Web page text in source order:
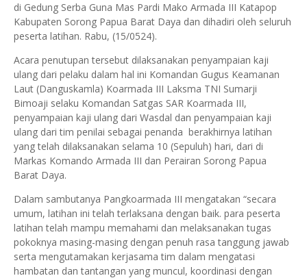
di Gedung Serba Guna Mas Pardi Mako Armada III Katapop
Kabupaten Sorong Papua Barat Daya dan dihadiri oleh seluruh
peserta latihan. Rabu, (15/0524).
Acara penutupan tersebut dilaksanakan penyampaian kaji
ulang dari pelaku dalam hal ini Komandan Gugus Keamanan
Laut (Danguskamla) Koarmada III Laksma TNI Sumarji
Bimoaji selaku Komandan Satgas SAR Koarmada III,
penyampaian kaji ulang dari Wasdal dan penyampaian kaji
ulang dari tim penilai sebagai penanda berakhirnya latihan
yang telah dilaksanakan selama 10 (Sepuluh) hari, dari di
Markas Komando Armada III dan Perairan Sorong Papua
Barat Daya.
Dalam sambutanya Pangkoarmada III mengatakan “secara
umum, latihan ini telah terlaksana dengan baik. para peserta
latihan telah mampu memahami dan melaksanakan tugas
pokoknya masing-masing dengan penuh rasa tanggung jawab
serta mengutamakan kerjasama tim dalam mengatasi
hambatan dan tantangan yang muncul, koordinasi dengan